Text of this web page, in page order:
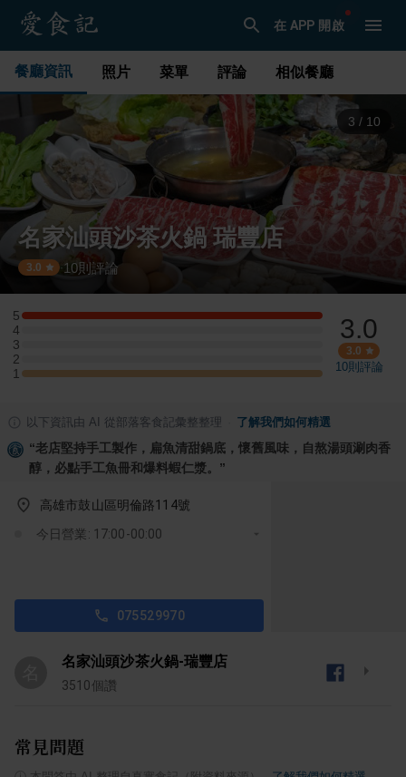
在 APP 開啟
餐廳資訊 照片 菜單 評論 相似餐廳
4 / 10
名家汕頭沙茶火鍋 瑞豐店
3.0 ·10則評論
5
5 星：1 則評論
4
4 星：0 則評論
3
3 星：0 則評論
2
2 星：0 則評論
1
1 星：1 則評論
3.0
3.0
10則評論
以下資訊由 AI 從部落客食記彙整整理 了解我們如何精選
“老店堅持手工製作，扁魚清甜鍋底，懷舊風味，自熬湯頭涮肉香
醇，必點手工魚冊和爆料蝦仁漿。 ”
高雄市鼓山區明倫路114號
今日營業: 17:00-00:00
075529970
名家汕頭沙茶火鍋-瑞豐店
3510個讚
常見問題